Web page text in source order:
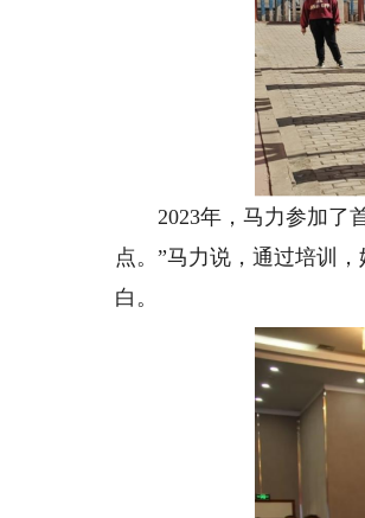
2023年，马力参加了首
点。”马力说，通过培训
白。